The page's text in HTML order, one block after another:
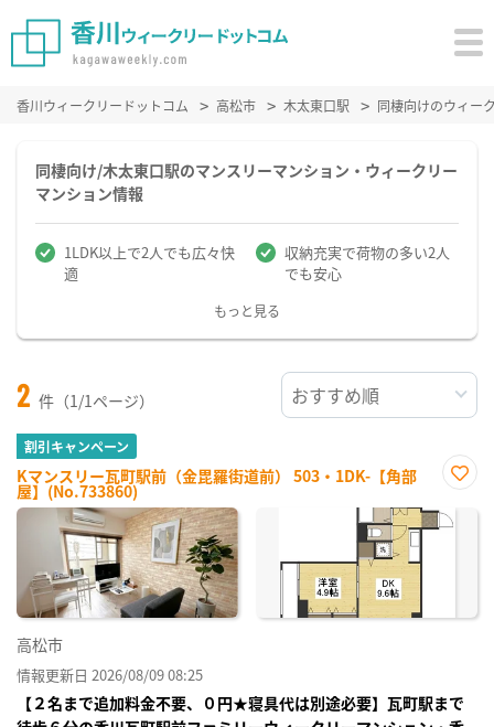
香川ウィークリードットコム 高松市 木太東口駅 同棲向けのウィー
同棲向け/木太東口駅のマンスリーマンション・ウィークリー
マンション情報
1LDK以上で2人でも広々快
適
収納充実で荷物の多い2人
でも安心
もっと見る
2 件（1/1ページ）
割引キャンペーン
Kマンスリー瓦町駅前（金毘羅街道前） 503・1DK-【角部
屋】(No.733860)
に入
り登
高松市
情報更新日 2026/08/09 08:25
【２名まで追加料金不要、０円★寝具代は別途必要】瓦町駅まで